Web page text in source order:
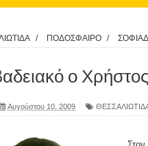
ΚΑΛΗ ΧΡΟΝΙΑ 2025
/ ΠΟΔΟΣΦΑΙΡΟ /
ο
Αυγούστου 10, 2009